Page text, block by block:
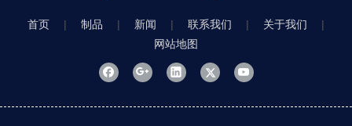
首页 | 制品 | 新闻 | 联系我们 | 关于我们
|
网站地图